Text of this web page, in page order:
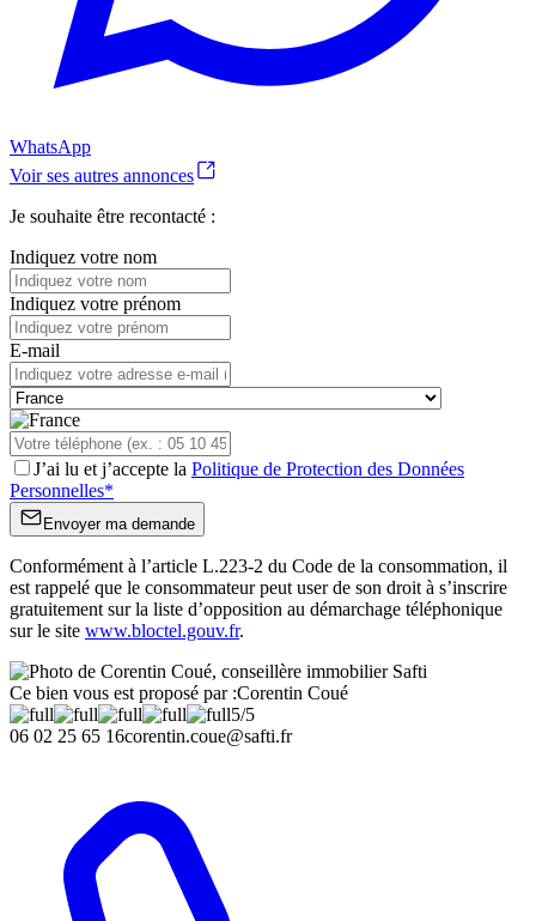
WhatsApp
Voir ses autres annonces
Je souhaite être recontacté :
Indiquez votre nom
Indiquez votre prénom
E-mail
J’ai lu et j’accepte la Politique de Protection des Données
Personnelles*
Envoyer ma demande
Conformément à l’article L.223-2 du Code de la consommation, il
est rappelé que le consommateur peut user de son droit à s’inscrire
gratuitement sur la liste d’opposition au démarchage téléphonique
sur le site www.bloctel.gouv.fr.
Ce bien vous est proposé par :Corentin Coué
5/5
06 02 25 65 16corentin.coue@safti.fr